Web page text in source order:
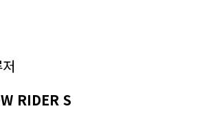
RIDER S